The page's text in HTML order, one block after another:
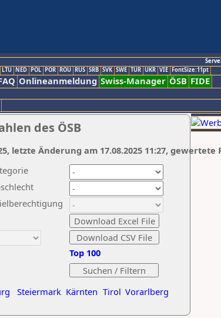
LTU NED POL POR ROU RUS SRB SVK SWE TUR UKR VIE FontSize:11pt
Onlineanmeldung Swiss-Manager ÖSB FIDE
des ÖSB
Steiermark Kärnten Tirol Vorarlberg
Top 100
letzte Änderung am 17.08.2025 11:27, gewertete